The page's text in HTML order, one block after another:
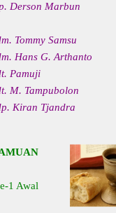
Derson Marbun
Tommy Samsu
Hans G. Arthanto
Pamuji
M. Tampubolon
Kiran Tjandra
1 Awal